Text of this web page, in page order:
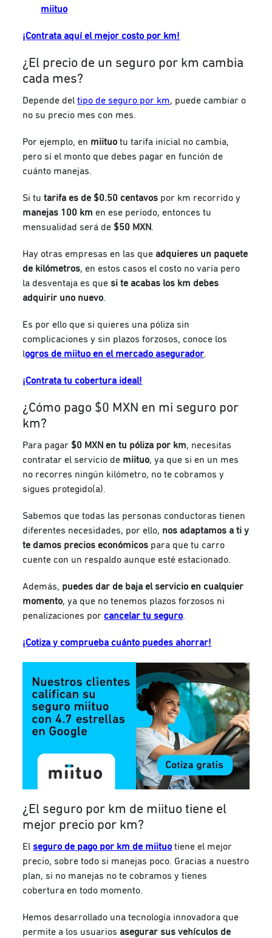
miituo
¡Contrata aquí el mejor costo por km!
¿El precio de un seguro por km cambia
cada mes?
Depende deltipo de seguro por km, puede cambiar o
no su precio mes con mes.
Por ejemplo, en miituo tu tarifa inicial no cambia,
pero sí el monto que debes pagar en función de
cuánto manejas.
Si tutarifa es de $0.50 centavos por km recorrido y
manejas 100 km en ese período, entonces tu
mensualidad será de $50 MXN.
Hay otras empresas en las que adquieres un paquete
de kilómetros, en estos casos el costo no varía pero
la desventaja es quesi te acabas los km debes
adquirir uno nuevo.
Es por ello que si quieres una póliza sin
complicaciones y sin plazos forzosos, conoce los
logros de miituo en el mercado asegurador.
¡Contrata tu cobertura ideal!
¿Cómo pago $0 MXN en mi seguro por
km?
Para pagar $0 MXN en tu póliza por km, necesitas
contratar el servicio de miituo, ya que si en un mes
no recorres ningún kilómetro, no te cobramosy
sigues protegido(a).
Sabemos que todas las personas conductoras tienen
diferentes necesidades, por ello, nos adaptamos a ti y
te damos precios económicos para que tu carro
cuente con un respaldo aunque esté estacionado.
Además, puedes dar de baja el servicio en cualquier
momento, ya que no tenemos plazos forzosos ni
penalizaciones por cancelar tu seguro.
¡Cotiza y comprueba cuánto puedes ahorrar!
¿El seguro por km de miituo tiene el
mejor precio por km?
El seguro de pago por km de miituo tiene el mejor
precio, sobre todo si manejas poco. Gracias a nuestro
plan, si no manejas no te cobramos y tienes
cobertura en todo momento.
Hemos desarrollado una tecnología innovadora que
permite a los usuarios asegurar sus vehículos de